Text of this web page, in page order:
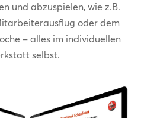
und abzuspielen, wie z.B.
oder dem
– alles im individuellen
selbst.